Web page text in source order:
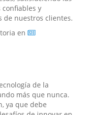
confiables y
de nuestros clientes.
en
de la
más que nunca.
ya que debe